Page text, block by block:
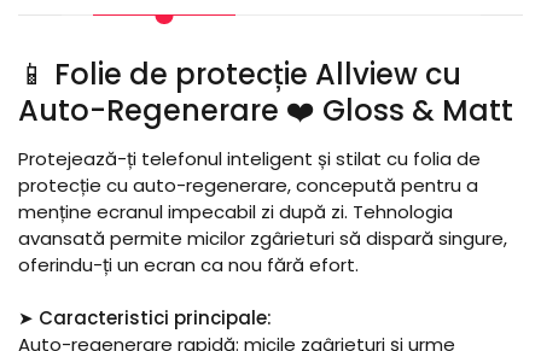
📱 Folie de protecție Allview cu
Auto-Regenerare ❤️ Gloss & Matt
Protejează-ți telefonul inteligent și stilat cu folia de
protecție cu auto-regenerare, concepută pentru a
menține ecranul impecabil zi după zi. Tehnologia
avansată permite micilor zgârieturi să dispară singure,
oferindu-ți un ecran ca nou fără efort.
➤ Caracteristici principale:
Auto-regenerare rapidă: micile zgârieturi și urme